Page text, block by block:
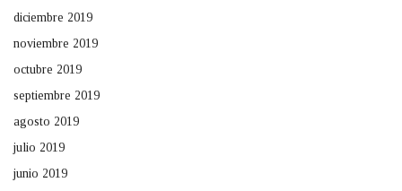
diciembre 2019
noviembre 2019
octubre 2019
septiembre 2019
agosto 2019
julio 2019
junio 2019